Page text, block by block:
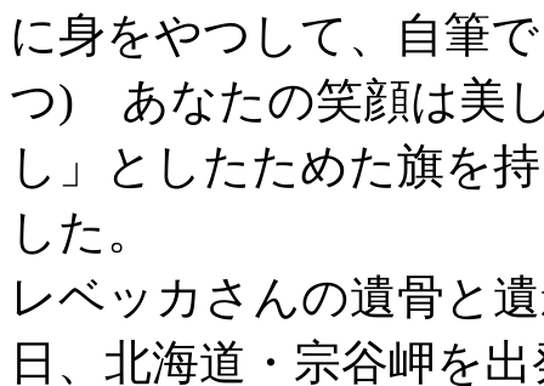
に身をやつして、自筆
つ) あなたの笑顔は美
し」としたためた旗を
した。
レベッカさんの遺骨と
日、北海道・宗谷岬を